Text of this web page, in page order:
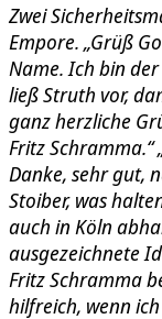
Zwei
Empore. „Grüß
Name. Ich bin
ließ Struth vor,
ganz herzliche
Fritz Schramma.“
Danke, sehr gut,
Stoiber, was
auch in Köln
ausgezeichnete
Fritz Schramma
hilfreich, wenn